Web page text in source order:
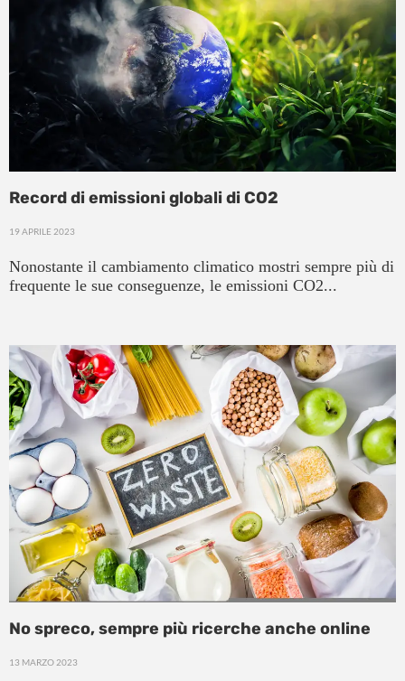
Record di emissioni globali di CO2
19 APRILE 2023
Nonostante il cambiamento climatico mostri sempre più di
frequente le sue conseguenze, le emissioni CO2...
No spreco, sempre più ricerche anche online
13 MARZO 2023